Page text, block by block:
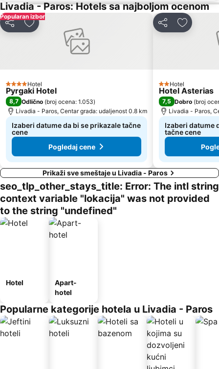
Livadia - Paros: Hotels sa najboljom ocenom
Popularan izbor
Deli Dodati u favorite
4 Zvezdice
Hotel
Pyrgaki Hotel
8,7 Odlično (broj ocena: 1.053)
Livadia - Paros, Centar grada: udaljenost 0.8 km
Izaberi datume da bi se prikazale tačne
cene
Pogledaj cene
Deli Dodati u
2 Zvezdice
Hotel
Hotel Asterias
7,5 Dobro (broj
Livadia - Paros,
Izaberi datume
tačne cene
Prikaži sve smeštaje u Livadia - Paros
seo_tlp_other_stays_title: Error: The intl string
context variable "lokacija" was not provided
to the string "undefined"
Hotel
Apart-
hotel
Popularne kategorije hotela u Livadia - Paros